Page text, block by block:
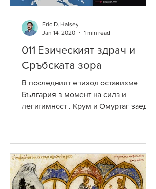
011 Езическият здрач и
Сръбската зора
В последният епизод оставихме
България в момент на сила и
легитимност . Крум и Омуртаг заедно
Eric D. Halsey
Jan 14, 2020
1 min read